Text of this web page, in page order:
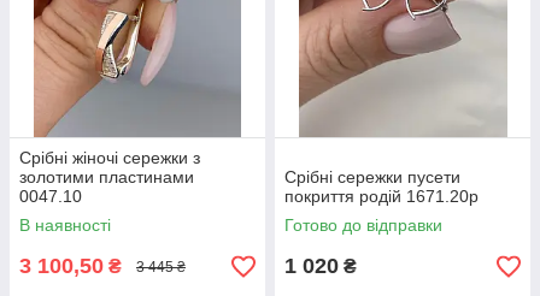
Срібні жіночі сережки з
золотими пластинами
0047.10
В наявності
3 100,50 ₴ 3 445 ₴
Срібні сережки пусети
покриття родій 1671.20р
Готово до відправки
1 020 ₴